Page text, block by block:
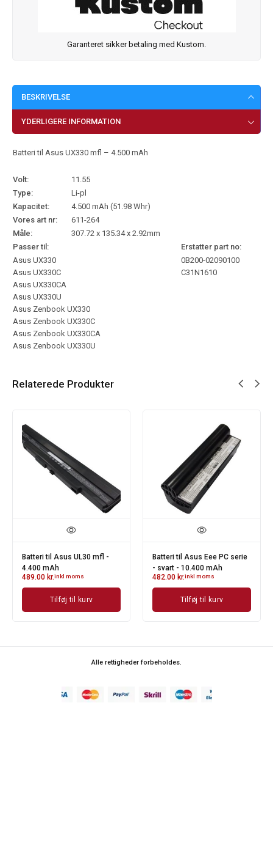
Garanteret sikker betaling med Kustom.
BESKRIVELSE
YDERLIGERE INFORMATION
Batteri til Asus UX330 mfl – 4.500 mAh
Volt:
11.55
Type:
Li-pl
Kapacitet:
4.500 mAh (51.98 Whr)
Vores art nr:
611-264
Måle:
307.72 x 135.34 x 2.92mm
Passer til:
Erstatter part no:
Asus UX330
Asus UX330C
Asus UX330CA
Asus UX330U
Asus Zenbook UX330
Asus Zenbook UX330C
Asus Zenbook UX330CA
Asus Zenbook UX330U
0B200-02090100
C31N1610
Relaterede Produkter
Batteri til Asus UL30 mfl -
4.400 mAh
489.00 kr.inkl moms
Tilføj til kurv
Batteri til Asus Eee PC serie
- svart - 10.400 mAh
482.00 kr.inkl moms
Tilføj til kurv
Alle rettigheder forbeholdes.